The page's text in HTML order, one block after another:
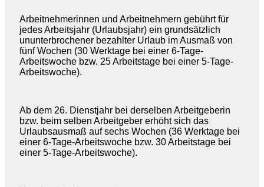
Arbeitnehmerinnen und Arbeitnehmern gebührt für
jedes Arbeitsjahr (Urlaubsjahr) ein grundsätzlich
ununterbrochener bezahlter Urlaub im Ausmaß von
fünf Wochen (30 Werktage bei einer 6-Tage-
Arbeitswoche bzw. 25 Arbeitstage bei einer 5-Tage-
Arbeitswoche).
Ab dem 26. Dienstjahr bei derselben Arbeitgeberin
bzw. beim selben Arbeitgeber erhöht sich das
Urlaubsausmaß auf sechs Wochen (36 Werktage bei
einer 6-Tage-Arbeitswoche bzw. 30 Arbeitstage bei
einer 5-Tage-Arbeitswoche).